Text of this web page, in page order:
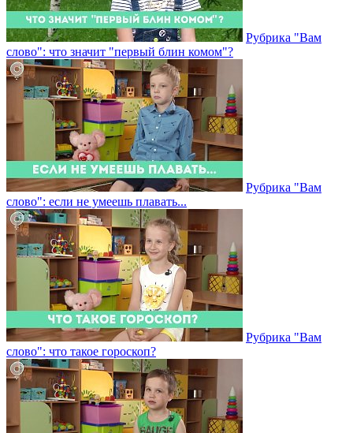
Рубрика "Вам
слово": что значит "первый блин комом"?
Рубрика "Вам
слово": если не умеешь плавать...
Рубрика "Вам
слово": что такое гороскоп?